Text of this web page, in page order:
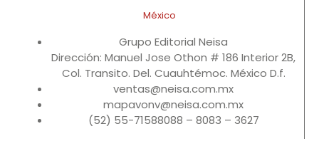
México
Grupo Editorial Neisa
Dirección: Manuel Jose Othon # 186 Interior 2B,
Col. Transito. Del. Cuauhtémoc. México D.f.
ventas@neisa.com.mx
mapavonv@neisa.com.mx
(52) 55-71588088 – 8083 – 3627